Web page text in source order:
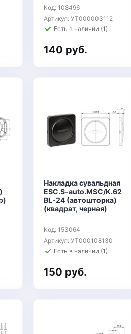
Код: 108496
Артикул: УТ000003112
Есть в наличии (1)
140 руб.
Накладка сувальдная
ESC.S-auto.MSC/K.62
BL-24 (автошторка)
(квадрат, черная)
Код: 153064
Артикул: УТ000108130
Есть в наличии (1)
150 руб.